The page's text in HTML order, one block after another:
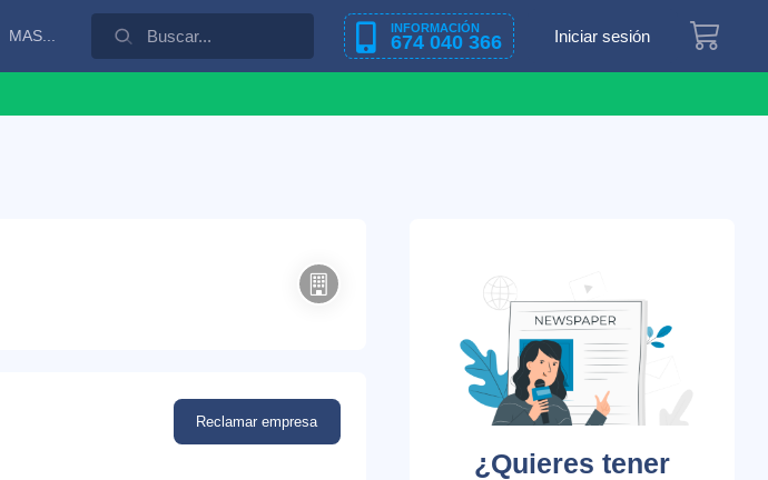
MAS... INFORMACIÓN
674 040 366 Iniciar sesión
Reclamar empresa
¿Quieres tener